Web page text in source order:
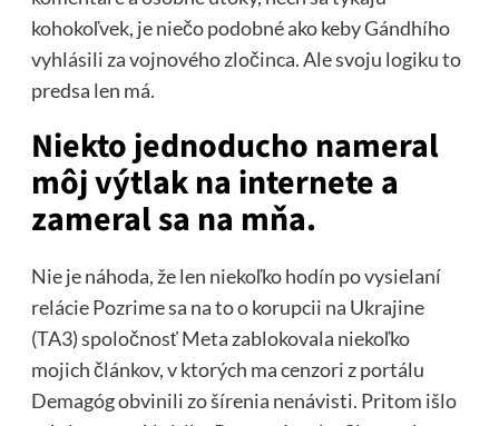
kohokoľvek, je niečo podobné ako keby Gándhího
vyhlásili za vojnového zločinca. Ale svoju logiku to
predsa len má.
Niekto jednoducho nameral
môj výtlak na internete a
zameral sa na mňa.
Nie je náhoda, že len niekoľko hodín po vysielaní
relácie Pozrime sa na to o korupcii na Ukrajine
(TA3) spoločnosť Meta zablokovala niekoľko
mojich článkov, v ktorých ma cenzori z portálu
Demagóg obvinili zo šírenia nenávisti. Pritom išlo